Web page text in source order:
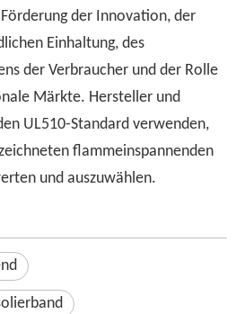
der Innovation, der
Einhaltung, des
der Verbraucher und der Rolle
Märkte. Hersteller und
UL510-Standard verwenden,
flammeinspannenden
und auszuwählen.